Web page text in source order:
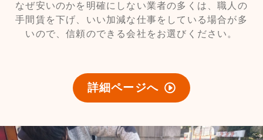
なぜ安いのかを明確にしない業者の多くは、職人の
手間賃を下げ、いい加減な仕事をしている場合が多
いので、信頼のできる会社をお選びください。
詳細ページへ